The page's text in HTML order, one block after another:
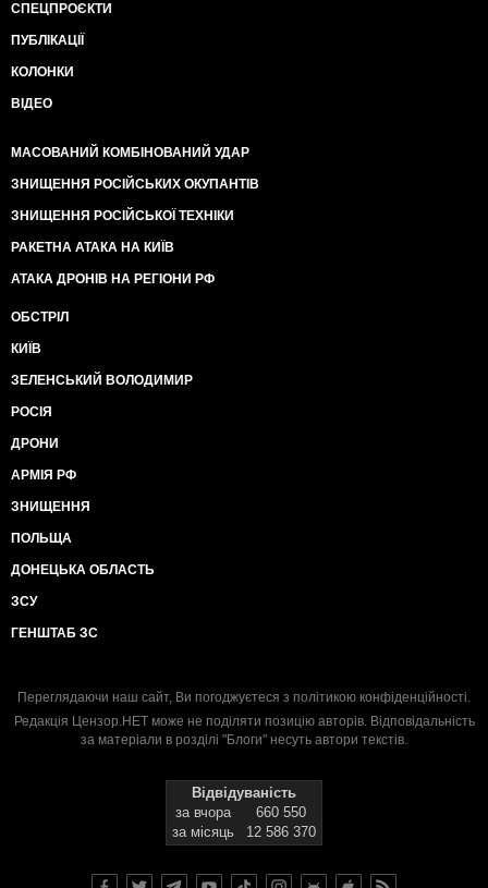
СПЕЦПРОЄКТИ
ПУБЛІКАЦІЇ
КОЛОНКИ
ВІДЕО
МАСОВАНИЙ КОМБІНОВАНИЙ УДАР
ЗНИЩЕННЯ РОСІЙСЬКИХ ОКУПАНТІВ
ЗНИЩЕННЯ РОСІЙСЬКОЇ ТЕХНІКИ
РАКЕТНА АТАКА НА КИЇВ
АТАКА ДРОНІВ НА РЕГІОНИ РФ
ОБСТРІЛ
КИЇВ
ЗЕЛЕНСЬКИЙ ВОЛОДИМИР
РОСІЯ
ДРОНИ
АРМІЯ РФ
ЗНИЩЕННЯ
ПОЛЬЩА
ДОНЕЦЬКА ОБЛАСТЬ
ЗСУ
ГЕНШТАБ ЗС
Переглядаючи наш сайт, Ви погоджуєтеся з політикою конфіденційності.
Редакція Цензор.НЕТ може не поділяти позицію авторів. Відповідальність
за матеріали в розділі "Блоги" несуть автори текстів.
Відвідуваність
за вчора
660 550
за місяць
12 586 370